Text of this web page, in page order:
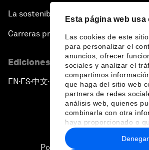
Esta página web
Las cookies de este
para personalizar el
anuncios, ofrecer
sociales y analizar el
compartimos
que haga del sitio web
partners de redes
análisis web, quienes
combinarla con otra
haya proporcionado o
recopilado a partir del
hecho de sus servicios.
Denegar
La sostenibilidad en el Foro
Carreras profesionales
Ediciones en otros idiomas
EN ▪ES▪中文▪ 日本語
Política de privacidad y